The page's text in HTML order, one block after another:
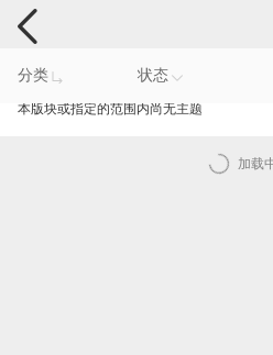
手机反馈
分类 状态
本版块或指定的范围内尚无主题
加载